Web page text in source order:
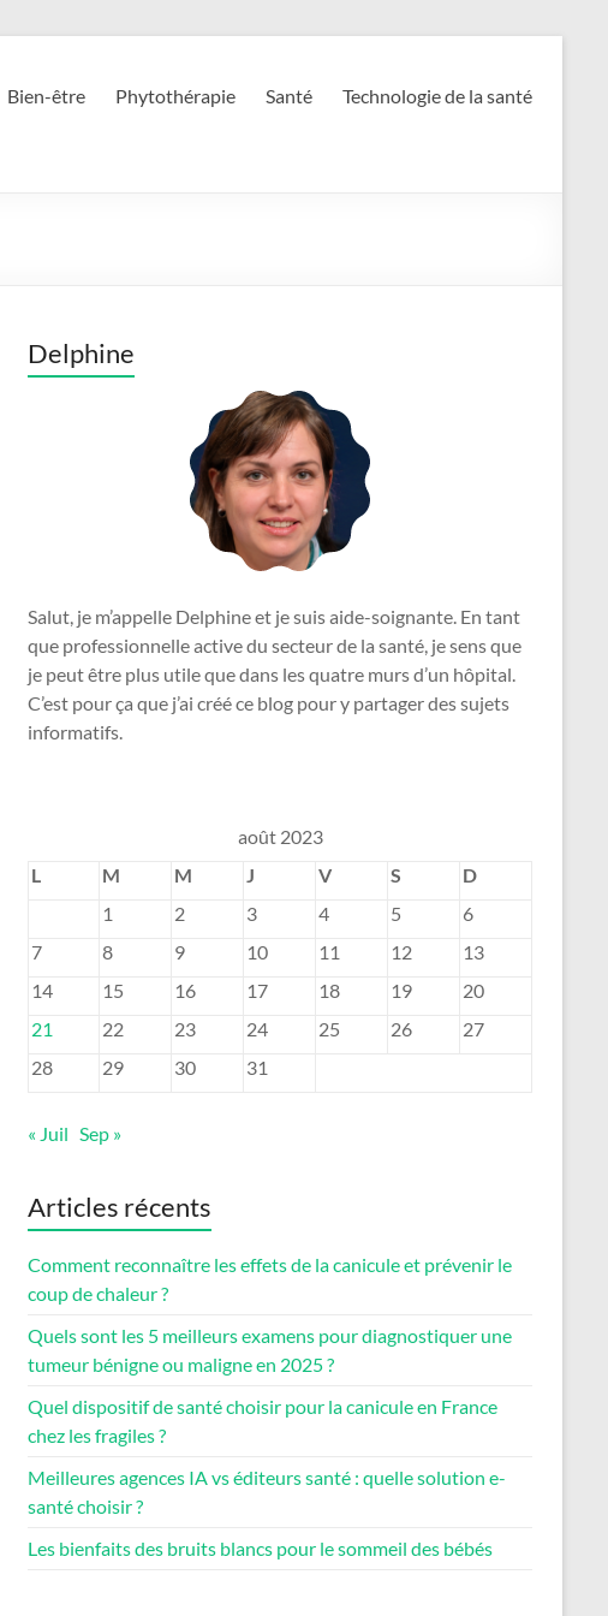
Bien-être Phytothérapie Santé Technologie de la santé
Delphine
Salut, je m’appelle Delphine et je suis aide-soignante. En tant
que professionnelle active du secteur de la santé, je sens que
je peut être plus utile que dans les quatre murs d’un hôpital.
C’est pour ça que j’ai créé ce blog pour y partager des sujets
informatifs.
août 2023
L
M M J V S
D
1
2 3 4 5
6
7
8 9 10 11 12
13
14
15 16 17 18 19
20
21
22 23 24 25 26
27
28
29 30 31
« Juil Sep »
Articles récents
Comment reconnaître les effets de la canicule et prévenir le
coup de chaleur ?
Quels sont les 5 meilleurs examens pour diagnostiquer une
tumeur bénigne ou maligne en 2025 ?
Quel dispositif de santé choisir pour la canicule en France
chez les fragiles ?
Meilleures agences IA vs éditeurs santé : quelle solution e-
santé choisir ?
Les bienfaits des bruits blancs pour le sommeil des bébés